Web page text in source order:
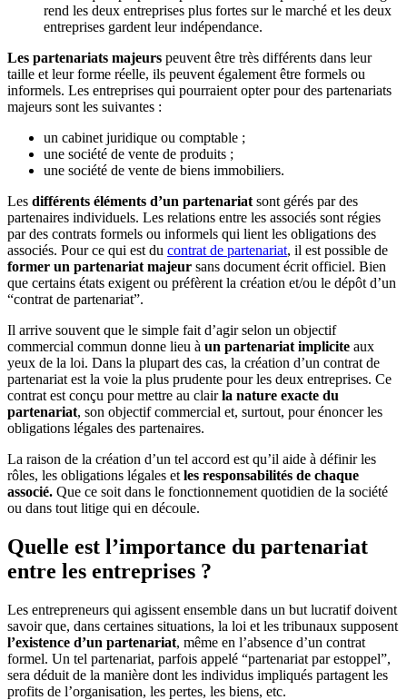
rend les deux entreprises plus fortes sur le marché et les deux
entreprises gardent leur indépendance.
Les partenariats majeurs peuvent être très différents dans leur
taille et leur forme réelle, ils peuvent également être formels ou
informels. Les entreprises qui pourraient opter pour des partenariats
majeurs sont les suivantes :
un cabinet juridique ou comptable ;
une société de vente de produits ;
une société de vente de biens immobiliers.
Les différents éléments d’un partenariat sont gérés par des
partenaires individuels. Les relations entre les associés sont régies
par des contrats formels ou informels qui lient les obligations des
associés. Pour ce qui est du contrat de partenariat, il est possible de
former un partenariat majeur sans document écrit officiel. Bien
que certains états exigent ou préfèrent la création et/ou le dépôt d’un
“contrat de partenariat”.
Il arrive souvent que le simple fait d’agir selon un objectif
commercial commun donne lieu à un partenariat implicite aux
yeux de la loi. Dans la plupart des cas, la création d’un contrat de
partenariat est la voie la plus prudente pour les deux entreprises. Ce
contrat est conçu pour mettre au clairla nature exacte du
partenariat, son objectif commercial et, surtout, pour énoncer les
obligations légales des partenaires.
La raison de la création d’un tel accord est qu’il aide à définir les
rôles, les obligations légales et les responsabilités de chaque
associé. Que ce soit dans le fonctionnement quotidien de la société
ou dans tout litige qui en découle.
Quelle est l’importance du partenariat
entre les entreprises ?
Les entrepreneurs qui agissent ensemble dans un but lucratif doivent
savoir que, dans certaines situations, la loi et les tribunaux supposent
l’existence d’un partenariat, même en l’absence d’un contrat
formel. Un tel partenariat, parfois appelé “partenariat par estoppel”,
sera déduit de la manière dont les individus impliqués partagent les
profits de l’organisation, les pertes, les biens, etc.